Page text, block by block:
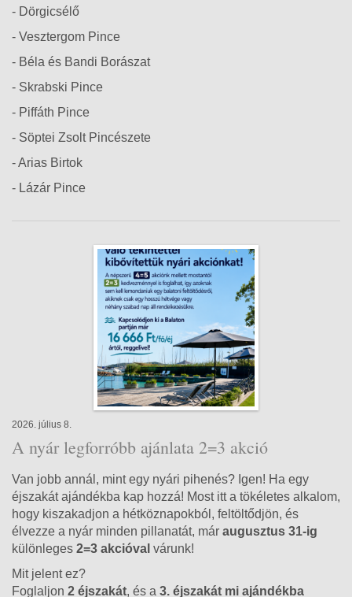
- Dörgicsélő
- Vesztergom Pince
- Béla és Bandi Borászat
- Skrabski Pince
- Piffáth Pince
- Söptei Zsolt Pincészete
- Arias Birtok
- Lázár Pince
2026. július 8.
A nyár legforróbb ajánlata 2=3 akció
Van jobb annál, mint egy nyári pihenés? Igen! Ha egy
éjszakát ajándékba kap hozzá! Most itt a tökéletes alkalom,
hogy kiszakadjon a hétköznapokból, feltöltődjön, és
élvezze a nyár minden pillanatát, már augusztus 31-ig
különleges 2=3 akcióval várunk!
Mit jelent ez?
Foglaljon 2 éjszakát, és a 3. éjszakát mi ajándékba